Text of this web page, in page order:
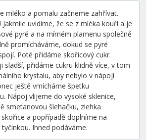
mléko a pomalu začneme zahřívat.
uvidíme, že se z mléka kouří a je
pyré a na mírném plamenu společně
promícháváme, dokud se pyré
Poté přidáme skořicový cukr.
sladší, přidáme cukru klidně více, v tom
krystalu, aby nebylo v nápoji
ještě vmícháme špetku
Nápoj vlijeme do vysoké sklenice,
smetanovou šlehačku, zlehka
a popřípadě doplníme na
Ihned podáváme.